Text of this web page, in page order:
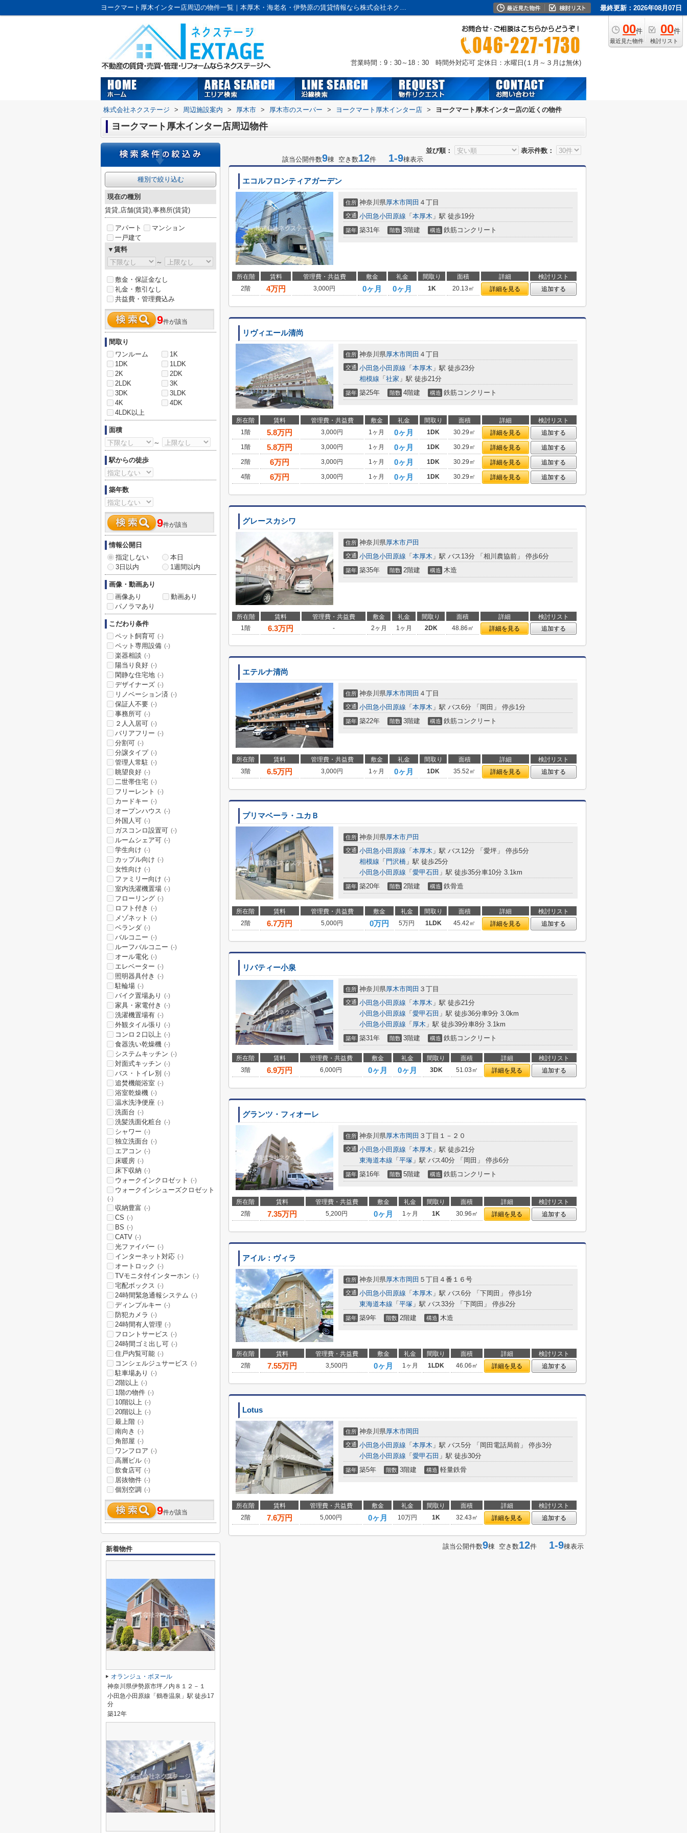
ヨークマート厚木インター店周辺の物件一覧｜本厚木・海老名・伊勢原の賃貸情報なら株式会社ネクステージへおまかせ！ 最終更新：2026年08月07日
00件
最近見た物件
00件
検討リスト
営業時間：9：30～18：30 時間外対応可 定休日：水曜日(１月～３月は無休)
株式会社ネクステージ > 周辺施設案内 > 厚木市 > 厚木市のスーパー > ヨークマート厚木インター店 > ヨークマート厚木インター店の近くの物件
ヨークマート厚木インター店周辺物件
並び順：
表示件数：
該当公開件数9棟 空き数12件 1-9棟表示
エコルフロンティアガーデン
住所 神奈川県厚木市岡田 ４丁目
交通 小田急小田原線 「 本厚木 」駅 徒歩19分
築年 築31年 階数 3階建 構造 鉄筋コンクリート
所在階 賃料 管理費・共益費 敷金 礼金 間取り 面積 詳細
検討リスト
2階
4万円 3,000円 0ヶ月 0ヶ月 1K 20.13㎡ 詳細を見る 追加する
リヴィエール清尚
住所 神奈川県厚木市岡田 ４丁目
交通 小田急小田原線 「 本厚木 」駅 徒歩23分
相模線 「 社家 」駅 徒歩21分
築年 築25年 階数 4階建 構造 鉄筋コンクリート
所在階 賃料 管理費・共益費 敷金 礼金 間取り 面積 詳細
検討リスト
1階
5.8万円 3,000円 1ヶ月 0ヶ月 1DK 30.29㎡ 詳細を見る
追加する
1階
5.8万円 3,000円 1ヶ月 0ヶ月 1DK 30.29㎡ 詳細を見る
追加する
2階
6万円 3,000円 1ヶ月 0ヶ月 1DK 30.29㎡ 詳細を見る
追加する
4階
6万円 3,000円 1ヶ月 0ヶ月 1DK 30.29㎡ 詳細を見る 追加する
グレースカシワ
住所 神奈川県厚木市戸田
交通 小田急小田原線 「 本厚木 」駅 バス13分 「相川農協前」 停歩6分
築年 築35年 階数 2階建 構造 木造
所在階 賃料 管理費・共益費 敷金 礼金 間取り 面積 詳細
検討リスト
1階
6.3万円 - 2ヶ月 1ヶ月 2DK 48.86㎡ 詳細を見る 追加する
エテルナ清尚
住所 神奈川県厚木市岡田 ４丁目
交通 小田急小田原線 「 本厚木 」駅 バス6分 「岡田」 停歩1分
築年 築22年 階数 3階建 構造 鉄筋コンクリート
所在階 賃料 管理費・共益費 敷金 礼金 間取り 面積 詳細
検討リスト
3階
6.5万円 3,000円 1ヶ月 0ヶ月 1DK 35.52㎡ 詳細を見る 追加する
プリマベーラ・ユカＢ
住所 神奈川県厚木市戸田
交通 小田急小田原線 「 本厚木 」駅 バス12分 「愛坪」 停歩5分
相模線 「 門沢橋 」駅 徒歩25分
小田急小田原線 「 愛甲石田 」駅 徒歩35分車10分 3.1km
築年 築20年 階数 2階建 構造 鉄骨造
所在階 賃料 管理費・共益費 敷金 礼金 間取り 面積 詳細
検討リスト
2階
6.7万円 5,000円 0万円 5万円 1LDK 45.42㎡ 詳細を見る 追加する
リバティー小泉
住所 神奈川県厚木市岡田 ３丁目
交通 小田急小田原線 「 本厚木 」駅 徒歩21分
小田急小田原線 「 愛甲石田 」駅 徒歩36分車9分 3.0km
小田急小田原線 「 厚木 」駅 徒歩39分車8分 3.1km
築年 築31年 階数 3階建 構造 鉄筋コンクリート
所在階 賃料 管理費・共益費 敷金 礼金 間取り 面積 詳細
検討リスト
3階
6.9万円 6,000円 0ヶ月 0ヶ月 3DK 51.03㎡ 詳細を見る 追加する
グランツ・フィオーレ
住所 神奈川県厚木市岡田 ３丁目１－２０
交通 小田急小田原線 「 本厚木 」駅 徒歩21分
東海道本線 「 平塚 」駅 バス40分 「岡田」 停歩6分
築年 築16年 階数 5階建 構造 鉄筋コンクリート
所在階 賃料 管理費・共益費 敷金 礼金 間取り 面積 詳細
検討リスト
2階
7.35万円 5,200円 0ヶ月 1ヶ月 1K 30.96㎡ 詳細を見る 追加する
アイル：ヴィラ
住所 神奈川県厚木市岡田 ５丁目４番１６号
交通 小田急小田原線 「 本厚木 」駅 バス6分 「下岡田」 停歩1分
東海道本線 「 平塚 」駅 バス33分 「下岡田」 停歩2分
築年 築9年 階数 2階建 構造 木造
所在階 賃料 管理費・共益費 敷金 礼金 間取り 面積 詳細
検討リスト
2階
7.55万円 3,500円 0ヶ月 1ヶ月 1LDK 46.06㎡ 詳細を見る 追加する
Lotus
住所 神奈川県厚木市岡田
交通 小田急小田原線 「 本厚木 」駅 バス5分 「岡田電話局前」 停歩3分
小田急小田原線 「 愛甲石田 」駅 徒歩30分
築年 築5年 階数 3階建 構造 軽量鉄骨
所在階 賃料 管理費・共益費 敷金 礼金 間取り 面積 詳細
検討リスト
2階
7.6万円 5,000円 0ヶ月 10万円 1K 32.43㎡ 詳細を見る 追加する
該当公開件数9棟 空き数12件 1-9棟表示
種別で絞り込む
現在の種別
賃貸,店舗(賃貸),事務所(賃貸)
アパート
マンション
一戸建て
▼賃料
～
敷金・保証金なし
礼金・敷引なし
共益費・管理費込み
9件が該当
間取り
ワンルーム
1K
1DK
1LDK
2K
2DK
2LDK
3K
3DK
3LDK
4K
4DK
4LDK以上
面積
～
駅からの徒歩
築年数
9件が該当
情報公開日
指定しない
本日
3日以内
1週間以内
画像・動画あり
画像あり
動画あり
パノラマあり
こだわり条件
ペット飼育可 (-)
ペット専用設備 (-)
楽器相談 (-)
陽当り良好 (-)
閑静な住宅地 (-)
デザイナーズ (-)
リノベーション済 (-)
保証人不要 (-)
事務所可 (-)
２人入居可 (-)
バリアフリー (-)
分割可 (-)
分譲タイプ (-)
管理人常駐 (-)
眺望良好 (-)
二世帯住宅 (-)
フリーレント (-)
カードキー (-)
オープンハウス (-)
外国人可 (-)
ガスコンロ設置可 (-)
ルームシェア可 (-)
学生向け (-)
カップル向け (-)
女性向け (-)
ファミリー向け (-)
室内洗濯機置場 (-)
フローリング (-)
ロフト付き (-)
メゾネット (-)
ベランダ (-)
バルコニー (-)
ルーフバルコニー (-)
オール電化 (-)
エレベーター (-)
照明器具付き (-)
駐輪場 (-)
バイク置場あり (-)
家具・家電付き (-)
洗濯機置場有 (-)
外観タイル張り (-)
コンロ２口以上 (-)
食器洗い乾燥機 (-)
システムキッチン (-)
対面式キッチン (-)
バス・トイレ別 (-)
追焚機能浴室 (-)
浴室乾燥機 (-)
温水洗浄便座 (-)
洗面台 (-)
洗髪洗面化粧台 (-)
シャワー (-)
独立洗面台 (-)
エアコン (-)
床暖房 (-)
床下収納 (-)
ウォークインクロゼット (-)
ウォークインシューズクロゼット
(-)
収納豊富 (-)
CS (-)
BS (-)
CATV (-)
光ファイバー (-)
インターネット対応 (-)
オートロック (-)
TVモニタ付インターホン (-)
宅配ボックス (-)
24時間緊急通報システム (-)
ディンプルキー (-)
防犯カメラ (-)
24時間有人管理 (-)
フロントサービス (-)
24時間ゴミ出し可 (-)
住戸内覧可能 (-)
コンシェルジュサービス (-)
駐車場あり (-)
2階以上 (-)
1階の物件 (-)
10階以上 (-)
20階以上 (-)
最上階 (-)
南向き (-)
角部屋 (-)
ワンフロア (-)
高層ビル (-)
飲食店可 (-)
居抜物件 (-)
個別空調 (-)
9件が該当
新着物件
オランジュ・ボヌール
神奈川県伊勢原市坪ノ内８１２－１
小田急小田原線「鶴巻温泉」駅 徒歩17
分
築12年